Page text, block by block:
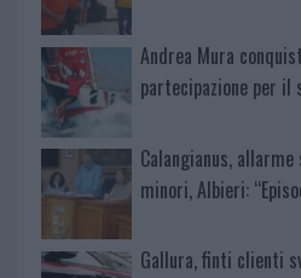
Andrea Mura
partecipazione per il
Calangianus,
minori, Albieri:
Gallura, finti clienti